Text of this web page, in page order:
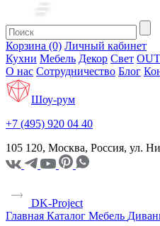
Корзина (0) Личный кабинет
Кухни Мебель Декор Свет
О нас Сотрудничество Блог
Шоу-рум
+7 (495) 920 04 40
105 120, Москва, Россия, ул.
DK-Project
Главная Каталог Мебель